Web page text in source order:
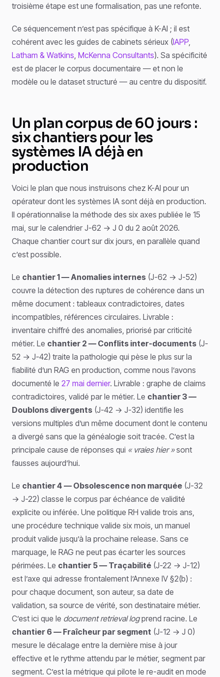
troisième étape est une formalisation, pas une refonte.
Ce séquencement n’est pas spécifique à K-AI ; il est
cohérent avec les guides de cabinets sérieux (IAPP
Latham & Watkins McKenna Consultants). Sa spécificité
est de placer le corpus documentaire — et non le
modèle ou le dataset structuré — au centre du dispositif.
Un plan corpus de 60 jours :
six chantiers pour les
systèmes IA déjà en
production
Voici le plan que nous instruisons chez K-AI pour un
opérateur dont les systèmes IA sont déjà en production.
Il opérationnalise la méthode des six axes publiée le 15
mai, sur le calendrier J-62 → J 0 du 2 août 2026.
Chaque chantier court sur dix jours, en parallèle quand
c’est possible.
Le chantier 1 — Anomalies internes (J-62 → J-52)
couvre la détection des ruptures de cohérence dans un
même document : tableaux contradictoires, dates
incompatibles, références circulaires. Livrable :
inventaire chiffré des anomalies, priorisé par criticité
métier. Le chantier 2 — Conflits inter-documents (J-
52 → J-42) traite la pathologie qui pèse le plus sur la
fiabilité d’un RAG en production, comme nous l’avons
documenté le 27 mai dernier. Livrable : graphe de claims
contradictoires, validé par le métier. Le chantier 3 —
Doublons divergents (J-42 → J-32) identifie les
versions multiples d’un même document dont le contenu
a divergé sans que la généalogie soit tracée. C’est la
principale cause de réponses qui « vraies hier »sont
fausses aujourd’hui.
Le chantier 4 — Obsolescence non marquée (J-32
→ J-22) classe le corpus par échéance de validité
explicite ou inférée. Une politique RH valide trois ans,
une procédure technique valide six mois, un manuel
produit valide jusqu’à la prochaine release. Sans ce
marquage, le RAG ne peut pas écarter les sources
périmées. Le chantier 5 — Traçabilité (J-22 → J-12)
est l’axe qui adresse frontalement l’Annexe IV §2(b) :
pour chaque document, son auteur, sa date de
validation, sa source de vérité, son destinataire métier.
C’est ici que le document retrieval logprend racine. Le
chantier 6 — Fraîcheur par segment (J-12 → J 0)
mesure le décalage entre la dernière mise à jour
effective et le rythme attendu par le métier, segment par
segment. C’est la métrique qui pilote le re-audit en mode